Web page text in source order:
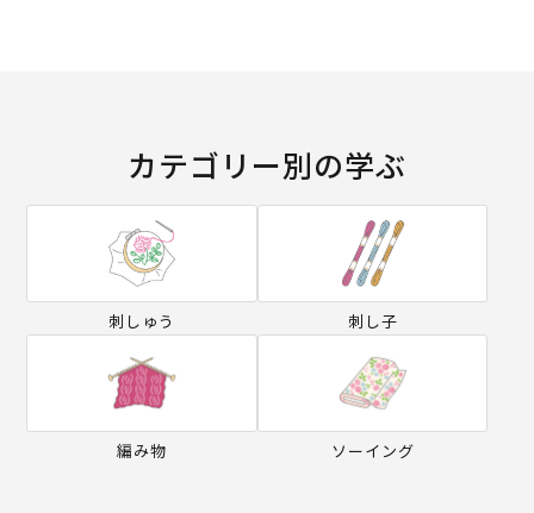
カテゴリー別の学ぶ
刺しゅう 刺し子
編み物 ソーイング